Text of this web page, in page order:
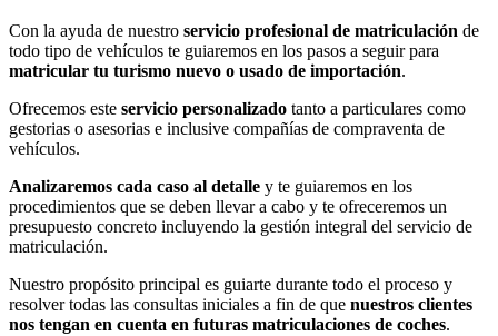
Con la ayuda de nuestro servicio profesional de matriculación de
todo tipo de vehículos te guiaremos en los pasos a seguir para
matricular tu turismo nuevo o usado de importación.
Ofrecemos este servicio personalizado tanto a particulares como
gestorias o asesorias e inclusive compañías de compraventa de
vehículos.
Analizaremos cada caso al detalle y te guiaremos en los
procedimientos que se deben llevar a cabo y te ofreceremos un
presupuesto concreto incluyendo la gestión integral del servicio de
matriculación.
Nuestro propósito principal es guiarte durante todo el proceso y
resolver todas las consultas iniciales a fin de que nuestros clientes
nos tengan en cuenta en futuras matriculaciones de coches.